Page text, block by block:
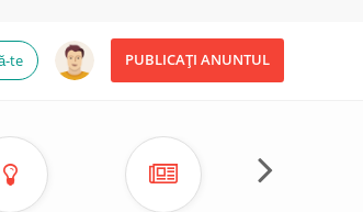
PUBLICAȚI ANUNTUL
te